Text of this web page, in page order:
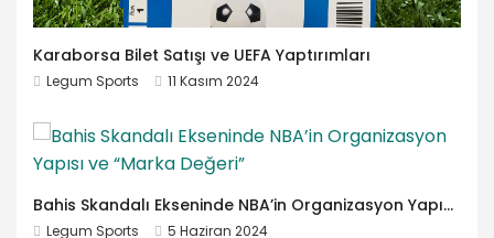
Karaborsa Bilet Satışı ve UEFA Yaptırımları
Legum Sports 11 Kasım 2024
Bahis Skandalı Ekseninde NBA’in Organizasyon Yapısı ve “Marka Değeri”
Legum Sports 5 Haziran 2024